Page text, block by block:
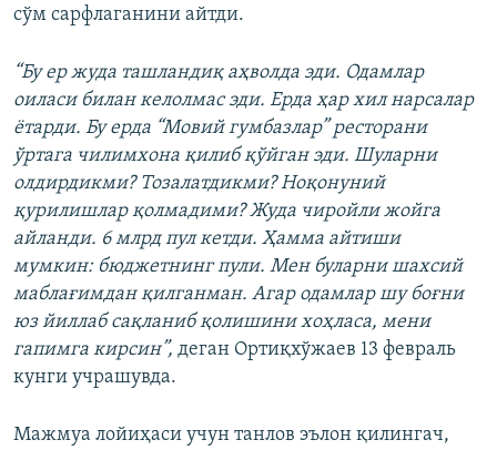
сўм сарфлаганини айтди.
“Бу ер жуда ташландиқ аҳволда эди. Одамлар
оиласи билан келолмас эди. Ерда ҳар хил нарсалар
ётарди. Бу ерда “Мовий гумбазлар” ресторани
ўртага чилимхона қилиб қўйган эди. Шуларни
олдирдикми? Тозалатдикми? Ноқонуний
қурилишлар қолмадими? Жуда чиройли жойга
айланди. 6 млрд пул кетди. Ҳамма айтиши
мумкин: бюджетнинг пули. Мен буларни шахсий
маблағимдан қилганман. Агар одамлар шу боғни
юз йиллаб сақланиб қолишини хоҳласа, мени
гапимга кирсин”, деган Ортиқхўжаев 13 февраль
кунги учрашувда.
Мажмуа лойиҳаси учун танлов эълон қилингач,